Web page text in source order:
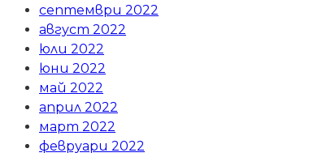
септември 2022
август 2022
юли 2022
юни 2022
май 2022
април 2022
март 2022
февруари 2022